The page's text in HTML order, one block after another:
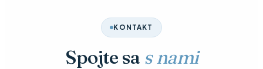
KONTAKT
Spojte sa s nami